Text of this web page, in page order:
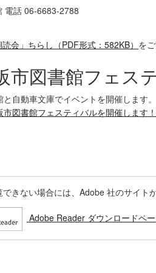
電話 06-6683-2788
読会」ちらし（PDF形式：582KB） を
市図書館フェス
自動車文庫でイベントを開催します。
図書館フェスティバルを開催します！
できない場合には、Adobe 社のサイ
Adobe Reader ダウンロードペ